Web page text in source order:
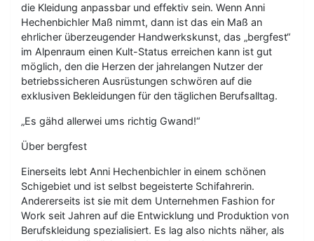
die Kleidung anpassbar und effektiv sein. Wenn Anni
Hechenbichler Maß nimmt, dann ist das ein Maß an
ehrlicher überzeugender Handwerkskunst, das „bergfest“
im Alpenraum einen Kult-Status erreichen kann ist gut
möglich, den die Herzen der jahrelangen Nutzer der
betriebssicheren Ausrüstungen schwören auf die
exklusiven Bekleidungen für den täglichen Berufsalltag.
„Es gähd allerwei ums richtig Gwand!“
Über bergfest
Einerseits lebt Anni Hechenbichler in einem schönen
Schigebiet und ist selbst begeisterte Schifahrerin.
Andererseits ist sie mit dem Unternehmen Fashion for
Work seit Jahren auf die Entwicklung und Produktion von
Berufskleidung spezialisiert. Es lag also nichts näher, als